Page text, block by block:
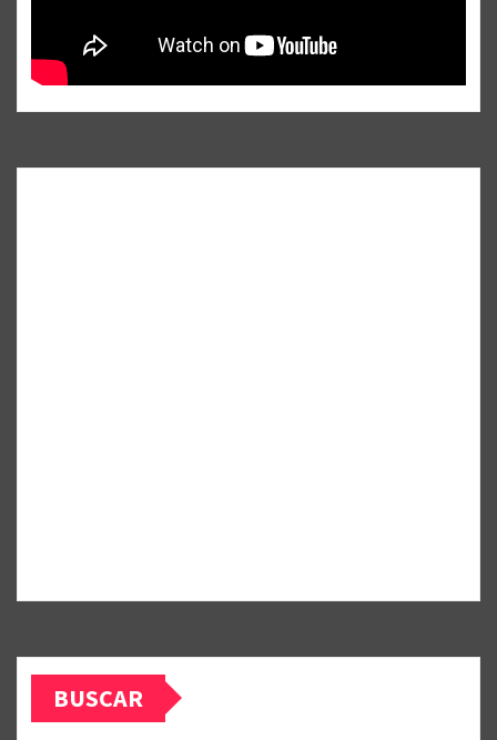
BUSCAR